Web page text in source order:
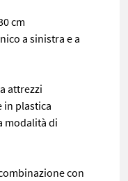
cm
a sinistra e a
attrezzi
in plastica
modalità di
con